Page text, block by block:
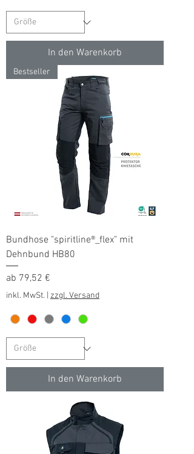
In den Warenkorb
Bestseller
Bundhose "spiritline®_flex" mit
Dehnbund HB80
ab 79,52 €
Sale-Preis
inkl. MwSt. zzgl. Versand
In den Warenkorb